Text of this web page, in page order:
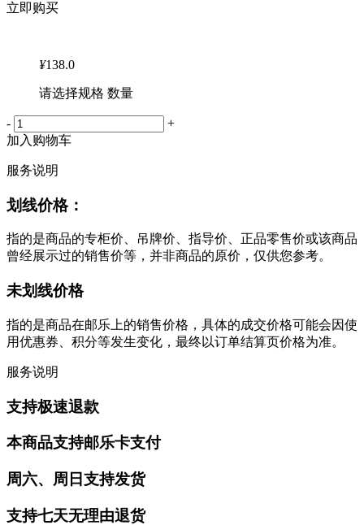
立即购买
¥138.0
请选择规格 数量
-
+
加入购物车
服务说明
划线价格：
指的是商品的专柜价、吊牌价、指导价、正品零售价或该商品
曾经展示过的销售价等，并非商品的原价，仅供您参考。
未划线价格
指的是商品在邮乐上的销售价格，具体的成交价格可能会因使
用优惠券、积分等发生变化，最终以订单结算页价格为准。
服务说明
支持极速退款
本商品支持邮乐卡支付
周六、周日支持发货
支持七天无理由退货